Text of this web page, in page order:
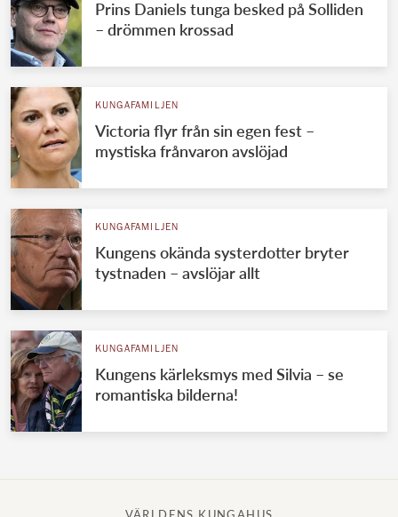
Prins Daniels tunga besked på Solliden
– drömmen krossad
KUNGAFAMILJEN
Victoria flyr från sin egen fest –
mystiska frånvaron avslöjad
KUNGAFAMILJEN
Kungens okända systerdotter bryter
tystnaden – avslöjar allt
KUNGAFAMILJEN
Kungens kärleksmys med Silvia – se
romantiska bilderna!
VÄRLDENS KUNGAHUS